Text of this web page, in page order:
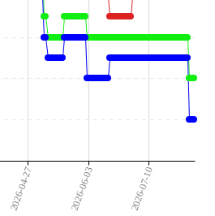
2026-04-27 2026-06-03 2026-07-10